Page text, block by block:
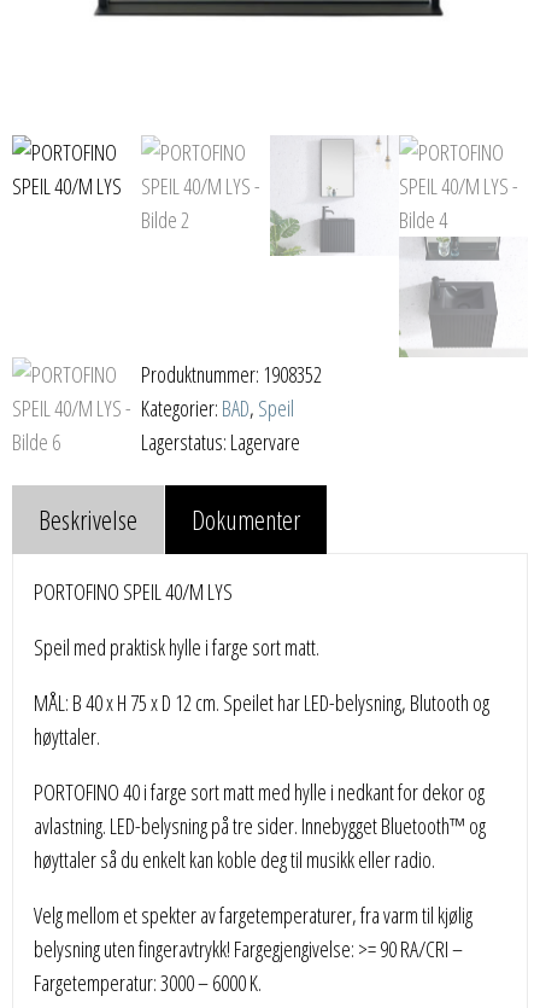
Produktnummer: 1908352
Kategorier: BAD, Speil
Lagerstatus: Lagervare
Beskrivelse Dokumenter
PORTOFINO SPEIL 40/M LYS
Speil med praktisk hylle i farge sort matt.
MÅL: B 40 x H 75 x D 12 cm. Speilet har LED-belysning, Blutooth og
høyttaler.
PORTOFINO 40 i farge sort matt med hylle i nedkant for dekor og
avlastning. LED-belysning på tre sider. Innebygget Bluetooth™ og
høyttaler så du enkelt kan koble deg til musikk eller radio.
Velg mellom et spekter av fargetemperaturer, fra varm til kjølig
belysning uten fingeravtrykk! Fargegjengivelse: >= 90 RA/CRI –
Fargetemperatur: 3000 – 6000 K.